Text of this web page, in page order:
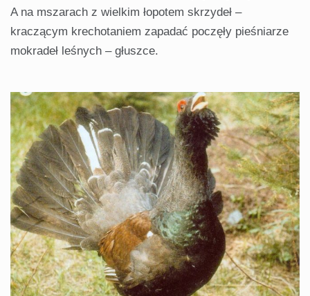
A na mszarach z wielkim łopotem skrzydeł –
kraczącym krechotaniem zapadać poczęły pieśniarze
mokradeł leśnych – głuszce.